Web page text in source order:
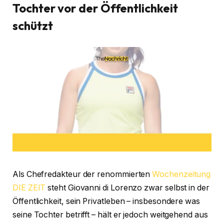
Tochter vor der Öffentlichkeit
schützt
Als Chefredakteur der renommiertenWochenzeitung
DIE ZEIT steht Giovanni di Lorenzo zwar selbst in der
Öffentlichkeit, sein Privatleben – insbesondere was
seine Tochter betrifft – hält er jedoch weitgehend aus